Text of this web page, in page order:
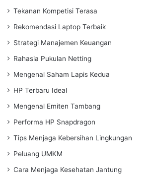
Tekanan Kompetisi Terasa
Rekomendasi Laptop Terbaik
Strategi Manajemen Keuangan
Rahasia Pukulan Netting
Mengenal Saham Lapis Kedua
HP Terbaru Ideal
Mengenal Emiten Tambang
Performa HP Snapdragon
Tips Menjaga Kebersihan Lingkungan
Peluang UMKM
Cara Menjaga Kesehatan Jantung